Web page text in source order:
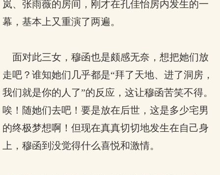
岚、张雨薇的房间，刚才在孔佳怡房内发生的一
幕，基本上又重演了两遍。
面对此三女，穆函也是颇感无奈，想把她们放
走吧？谁知她们几乎都是“拜了天地、进了洞房，
我们就是你的人了”的反应，这让穆函苦笑不得。
唉！随她们去吧！要是放在后世，这是多少宅男
的终极梦想啊！但现在真真切切地发生在自己身
上，穆函到没觉得什么喜悦和激情。